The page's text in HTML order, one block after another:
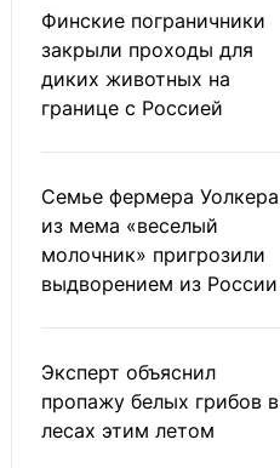
Финские пограничники
закрыли проходы для
диких животных на
границе с Россией
Семье фермера Уолкера
из мема «веселый
молочник» пригрозили
выдворением из России
Эксперт объяснил
пропажу белых грибов в
лесах этим летом